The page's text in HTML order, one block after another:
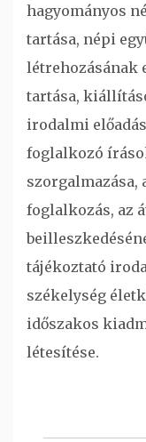
hagyományos
tartása, népi
létrehozásának
tartása,
irodalmi
foglalkozó
szorgalmazása,
foglalkozás, az
tájékoztató
székelység
időszakos
létesítése.